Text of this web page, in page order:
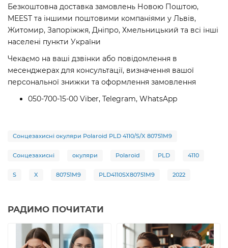
Безкоштовна доставка замовлень Новою Поштою,
MEEST та іншими поштовими компаніями у Львів,
Житомир, Запоріжжя, Дніпро, Хмельницький та всі інші
населені пункти України
Чекаємо на ваші дзвінки або повідомлення в
месенджерах для консультації, визначення вашої
персональної знижки та оформлення замовлення
050-700-15-00 Viber, Telegram, WhatsApp
Сонцезахисні окуляри Polaroid PLD 4110/S/X 80751M9
Сонцезахисні окуляри Polaroid PLD 4110
S X 80751M9 PLD4110SX80751M9 2022
РАДИМО ПОЧИТАТИ